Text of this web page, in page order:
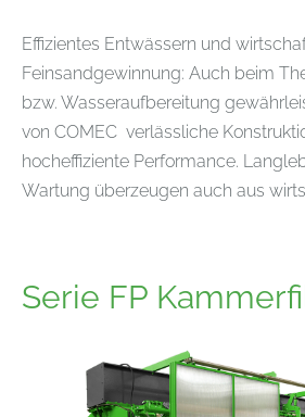
Effizientes Entwässern und
Feinsandgewinnung: Auch beim
bzw. Wasseraufbereitung
von COMEC verlässliche
hocheffiziente Performance.
Wartung überzeugen auch aus
Serie FP